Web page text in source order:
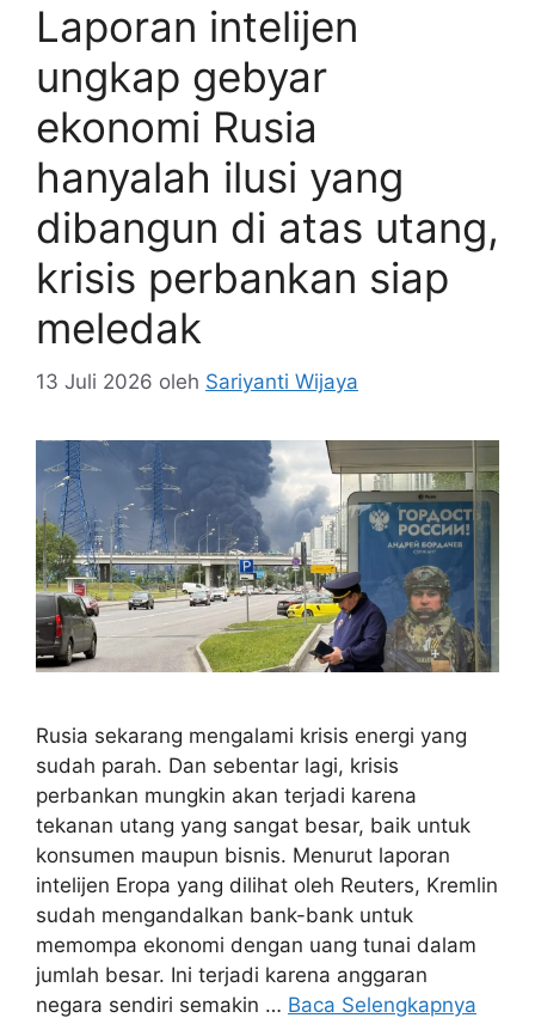
Laporan intelijen
ungkap gebyar
ekonomi Rusia
hanyalah ilusi yang
dibangun di atas utang,
krisis perbankan siap
meledak
13 Juli 2026 oleh Sariyanti Wijaya
Rusia sekarang mengalami krisis energi yang
sudah parah. Dan sebentar lagi, krisis
perbankan mungkin akan terjadi karena
tekanan utang yang sangat besar, baik untuk
konsumen maupun bisnis. Menurut laporan
intelijen Eropa yang dilihat oleh Reuters, Kremlin
sudah mengandalkan bank-bank untuk
memompa ekonomi dengan uang tunai dalam
jumlah besar. Ini terjadi karena anggaran
negara sendiri semakin … Baca Selengkapnya